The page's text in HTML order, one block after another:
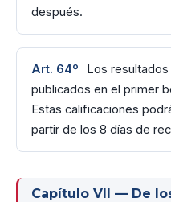
después.
Art. 64º
Los
publicados en el primer
Estas calificaciones
partir de los 8 días de
Capítulo VII — De